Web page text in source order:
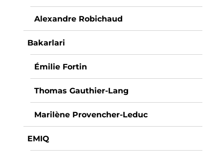
Alexandre Robichaud
Bakarlari
Émilie Fortin
Thomas Gauthier-Lang
Marilène Provencher-Leduc
EMIQ